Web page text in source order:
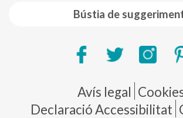
Bústia de
Pie de
Avís legal
Declaració Accessibilitat